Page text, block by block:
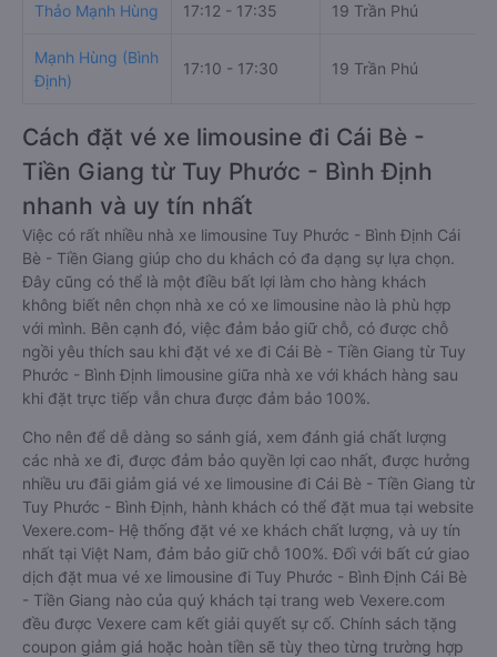
Thảo Mạnh Hùng 17:12 - 17:35 19 Trần Phú
Mạnh Hùng (Bình
Định)
17:10 - 17:30 19 Trần Phú
Cách đặt vé xe limousine đi Cái Bè -
Tiền Giang từ Tuy Phước - Bình Định
nhanh và uy tín nhất
Việc có rất nhiều nhà xe limousine Tuy Phước - Bình Định Cái
Bè - Tiền Giang giúp cho du khách có đa dạng sự lựa chọn.
Đây cũng có thể là một điều bất lợi làm cho hàng khách
không biết nên chọn nhà xe có xe limousine nào là phù hợp
với mình. Bên cạnh đó, việc đảm bảo giữ chỗ, có được chỗ
ngồi yêu thích sau khi đặt vé xe đi Cái Bè - Tiền Giang từ Tuy
Phước - Bình Định limousine giữa nhà xe với khách hàng sau
khi đặt trực tiếp vẫn chưa được đảm bảo 100%.
Cho nên để dễ dàng so sánh giá, xem đánh giá chất lượng
các nhà xe đi, được đảm bảo quyền lợi cao nhất, được hưởng
nhiều ưu đãi giảm giá vé xe limousine đi Cái Bè - Tiền Giang từ
Tuy Phước - Bình Định, hành khách có thể đặt mua tại website
Vexere.com- Hệ thống đặt vé xe khách chất lượng, và uy tín
nhất tại Việt Nam, đảm bảo giữ chỗ 100%. Đối với bất cứ giao
dịch đặt mua vé xe limousine đi Tuy Phước - Bình Định Cái Bè
- Tiền Giang nào của quý khách tại trang web Vexere.com
đều được Vexere cam kết giải quyết sự cố. Chính sách tặng
coupon giảm giá hoặc hoàn tiền sẽ tùy theo từng trường hợp